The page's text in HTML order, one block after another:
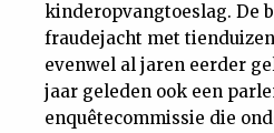
kinderopvangtoeslag. De
fraudejacht met
evenwel al jaren eerder
jaar geleden ook een
enquêtecommissie die